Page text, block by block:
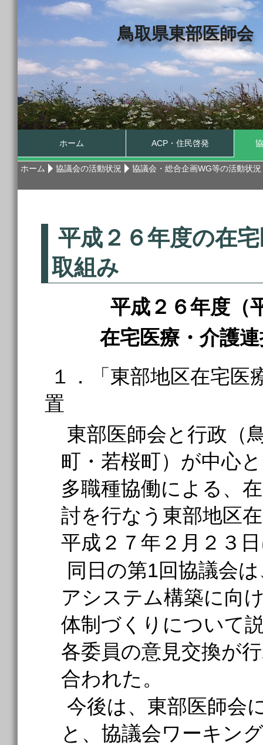
鳥取県東部医師
ホーム ACP・住民啓発
ホーム 協議会の活動状況 協議会・総合企画WG等の活動状
平成２６年度の在
取組み
平成２６年度（
在宅医療・介護
１．「東部地区在宅医
置
東部医師会と行政（
町・若桜町）が中心
多職種協働による、
討を行なう東部地区
平成２７年２月２３
同日の第1回協議会
アシステム構築に向
体制づくりについて
各委員の意見交換が
合われた。
今後は、東部医師会
と、協議会ワーキン